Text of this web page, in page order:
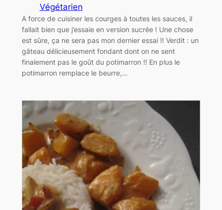
Végétarien
A force de cuisiner les courges à toutes les sauces, il
fallait bien que j’essaie en version sucrée ! Une chose
est sûre, ça ne sera pas mon dernier essai !! Verdit : un
gâteau délicieusement fondant dont on ne sent
finalement pas le goût du potimarron !! En plus le
potimarron remplace le beurre,…